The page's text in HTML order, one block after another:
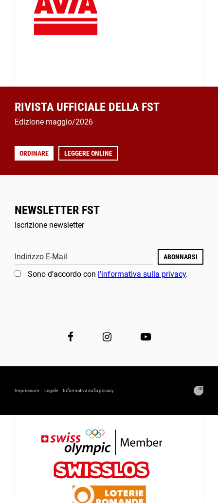
RIVISTA UFFICIALE DELLA FST
Edizione maggio/2026
ORDINARE LEGGERE ONLINE
NEWSLETTER FST
Iscrizione newsletter
Indirizzo E-Mail ABONNARSI
Sono d’accordo con l’informativa sulla privacy.
Impressum Legale Informativa sulla privacy